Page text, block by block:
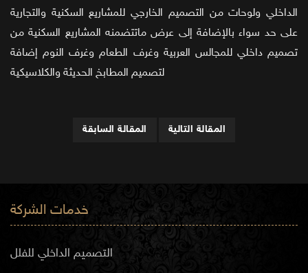
الداخلي ولوحات من التصميم الخارجي للمشاريع السكنية والتجارية
على حد سواء بالإضافة إلى عرض ماتتضمنه المشاريع السكنية من
تصميم داخلي للمجالس العربية وغرف الطعام وغرف النوم إضافة
لتصميم المطابخ الحديثة والكلاسيكية
المقالة السابقة المقالة التالية
خدمات الشركة
التصميم الداخلي للفلل